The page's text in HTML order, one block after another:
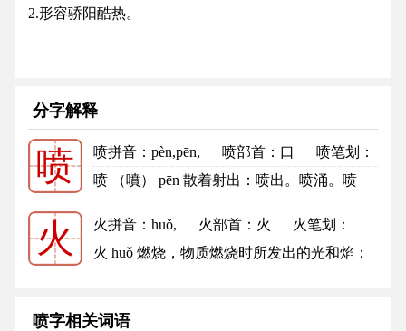
2.形容骄阳酷热。
分字解释
喷 喷拼音 ：pèn,pēn, 喷部首 ：口
喷笔划：
12
喷的笔顺
喷 （噴） pēn 散着射出：喷出。喷涌。喷
火 火拼音 ：huǒ, 火部首 ：火
火笔划：
4
火的笔顺
火 huǒ 燃烧，物质燃烧时所发出的光和焰：
喷字相关词语